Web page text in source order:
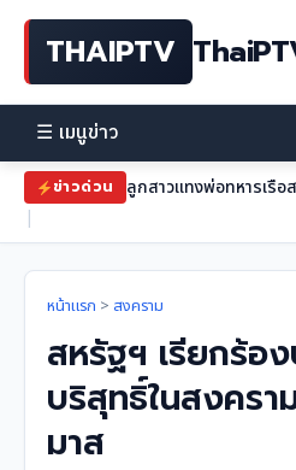
THAIPTV
☰ เมนูข่าว
ข่าวด่วน
ลูกสาวแทงพ่อทหารเรือ
|
หน้าแรก > สงคราม
สหรัฐฯ เรียกร้อ
บริสุทธิ์ในสงครา
มาส